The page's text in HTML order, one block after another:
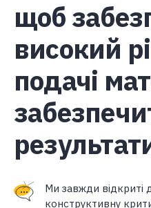
щоб
високий
подачі
Ми завжди відкриті
конструктивну